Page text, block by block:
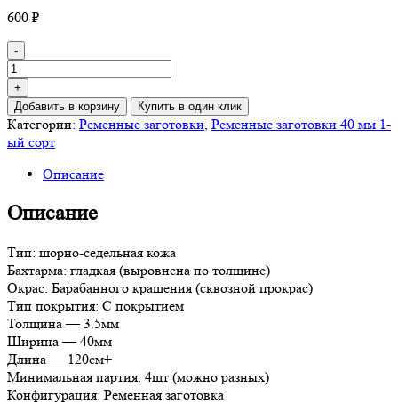
600 ₽
Количество
товара
Ременная
заготовка
Крафт
Рыжий
Плетение
-
+
Добавить в корзину
Купить в один клик
Категории: Ременные заготовки, Ременные заготовки 40 мм 1-
ый сорт
Описание
Описание
Тип: шорно-седельная кожа
Бахтарма: гладкая (выровнена по толщине)
Окрас: Барабанного крашения (сквозной прокрас)
Тип покрытия: С покрытием
Толщина — 3.5мм
Ширина — 40мм
Длина — 120см+
Минимальная партия: 4шт (можно разных)
Конфигурация: Ременная заготовка